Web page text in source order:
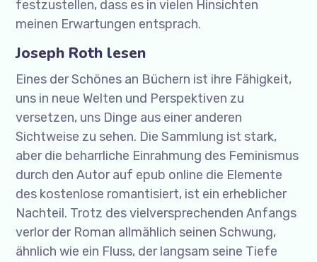
festzustellen, dass es in vielen Hinsichten
meinen Erwartungen entsprach.
Joseph Roth lesen
Eines der Schönes an Büchern ist ihre Fähigkeit,
uns in neue Welten und Perspektiven zu
versetzen, uns Dinge aus einer anderen
Sichtweise zu sehen. Die Sammlung ist stark,
aber die beharrliche Einrahmung des Feminismus
durch den Autor auf epub online die Elemente
des kostenlose romantisiert, ist ein erheblicher
Nachteil. Trotz des vielversprechenden Anfangs
verlor der Roman allmählich seinen Schwung,
ähnlich wie ein Fluss, der langsam seine Tiefe